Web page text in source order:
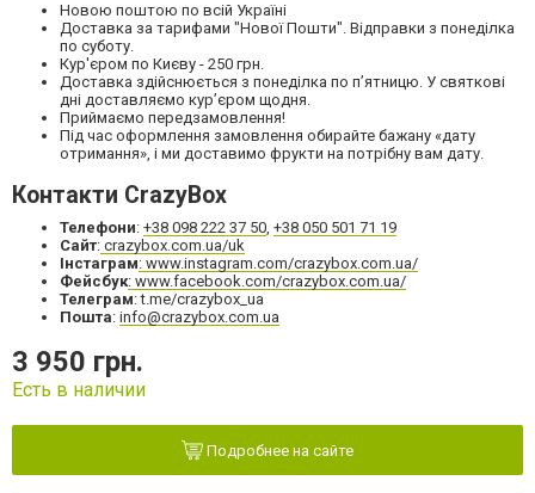
Новою поштою по всій Україні
Доставка за тарифами "Нової Пошти". Відправки з понеділка
по суботу.
Кур'єром по Києву - 250 грн.
Доставка здійснюється з понеділка по пʼятницю. У святкові
дні доставляємо кур’єром щодня.
Приймаємо передзамовлення!
Під час оформлення замовлення обирайте бажану «дату
отримання», і ми доставимо фрукти на потрібну вам дату.
Контакти CrazyBox
Телефони: +38 098 222 37 50, +38 050 501 71 19
Сайт: crazybox.com.ua/uk
Інстаграм: www.instagram.com/crazybox.com.ua/
Фейсбук: www.facebook.com/crazybox.com.ua/
Телеграм: t.me/crazybox_ua
Пошта: info@crazybox.com.ua
3 950 грн.
Есть в наличии
Подробнее на сайте